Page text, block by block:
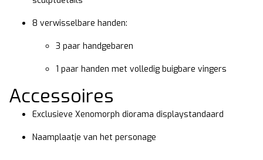
8 verwisselbare handen:
3 paar handgebaren
1 paar handen met volledig buigbare vingers
Accessoires
Exclusieve Xenomorph diorama displaystandaard
Naamplaatje van het personage